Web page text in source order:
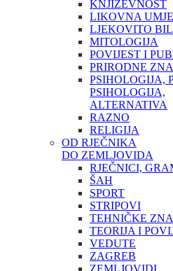
KNJIŽEVNOST
LIKOVNA
LJEKOVITO
MITOLOGIJA
POVIJEST I
PRIRODNE
PSIHOLOGIJA,
PSIHOLOGIJA,
ALTERNATIVA
RAZNO
RELIGIJA
OD RJEČNIKA
DO ZEMLJOVIDA
RJEČNICI,
ŠAH
SPORT
STRIPOVI
TEHNIČKE
TEORIJA I
VEDUTE
ZAGREB
ZEMLJOVIDI